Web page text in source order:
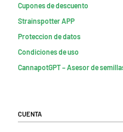
Cupones de descuento
Strainspotter APP
Proteccion de datos
Condiciones de uso
CannapotGPT – Asesor de
Cuenta